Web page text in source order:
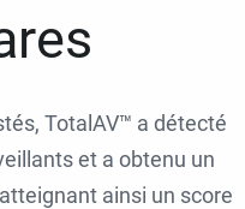
TotalAV™ a détecté
et a obtenu un
ainsi un score